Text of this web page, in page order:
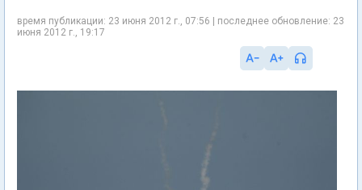
время публикации: 23 июня 2012 г., 07:56 | последнее обновление: 23
июня 2012 г., 19:17